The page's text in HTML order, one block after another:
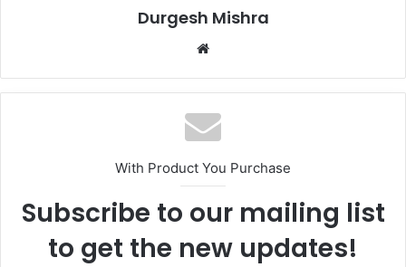
Durgesh Mishra
Website
With Product You Purchase
Subscribe to our mailing list
to get the new updates!